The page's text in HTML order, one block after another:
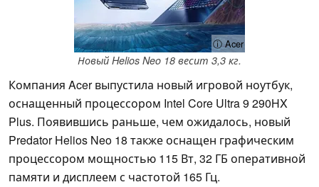
ⓘ Acer
Новый Helios Neo 18 весит 3,3 кг.
Компания Acer выпустила новый игровой ноутбук,
оснащенный процессором Intel Core Ultra 9 290HX
Plus. Появившись раньше, чем ожидалось, новый
Predator Helios Neo 18 также оснащен графическим
процессором мощностью 115 Вт, 32 ГБ оперативной
памяти и дисплеем с частотой 165 Гц.